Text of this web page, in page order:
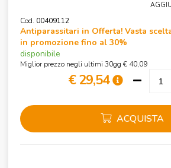
Cod. 00409112
Antiparassitari in Offerta! Vasta
in promozione fino al 30%
disponibile
Miglior prezzo negli ultimi 30gg € 40,09
€ 29,54
ACQUISTA